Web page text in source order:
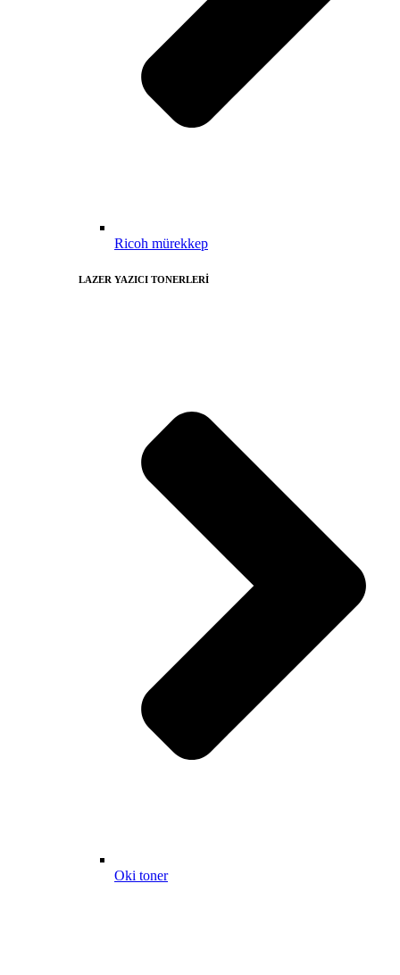
Ricoh mürekkep
LAZER YAZICI TONERLERİ
Oki toner